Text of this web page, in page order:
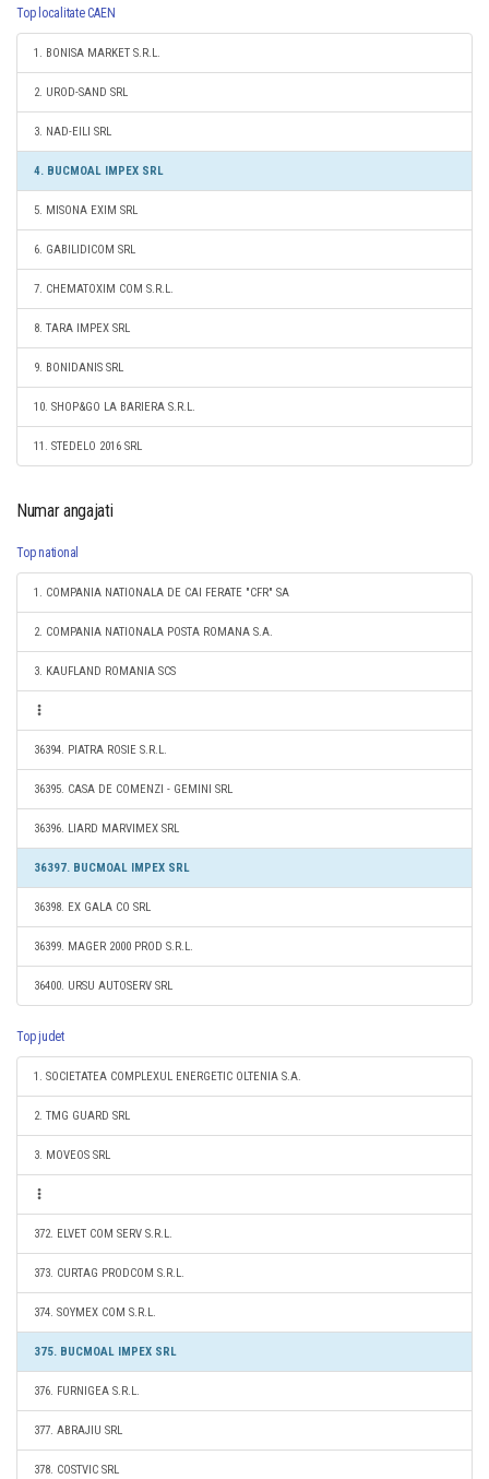
Top localitate CAEN
1. BONISA MARKET S.R.L.
2. UROD-SAND SRL
3. NAD-EILI SRL
4. BUCMOAL IMPEX SRL
5. MISONA EXIM SRL
6. GABILIDICOM SRL
7. CHEMATOXIM COM S.R.L.
8. TARA IMPEX SRL
9. BONIDANIS SRL
10. SHOP&GO LA BARIERA S.R.L.
11. STEDELO 2016 SRL
Numar angajati
Top national
1. COMPANIA NATIONALA DE CAI FERATE "CFR" SA
2. COMPANIA NATIONALA POSTA ROMANA S.A.
3. KAUFLAND ROMANIA SCS
36394. PIATRA ROSIE S.R.L.
36395. CASA DE COMENZI - GEMINI SRL
36396. LIARD MARVIMEX SRL
36397. BUCMOAL IMPEX SRL
36398. EX GALA CO SRL
36399. MAGER 2000 PROD S.R.L.
36400. URSU AUTOSERV SRL
Top judet
1. SOCIETATEA COMPLEXUL ENERGETIC OLTENIA S.A.
2. TMG GUARD SRL
3. MOVEOS SRL
372. ELVET COM SERV S.R.L.
373. CURTAG PRODCOM S.R.L.
374. SOYMEX COM S.R.L.
375. BUCMOAL IMPEX SRL
376. FURNIGEA S.R.L.
377. ABRAJIU SRL
378. COSTVIC SRL